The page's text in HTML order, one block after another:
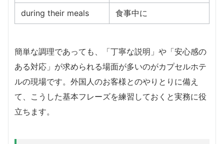
during their meals 食事中に
簡単な調理であっても、「丁寧な説明」や「安心感の
ある対応」が求められる場面が多いのがカプセルホテ
ルの現場です。外国人のお客様とのやりとりに備え
て、こうした基本フレーズを練習しておくと実務に役
立ちます。